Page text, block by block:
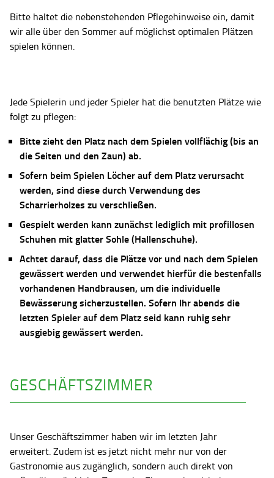
Bitte haltet die nebenstehenden Pflegehinweise ein, damit
wir alle über den Sommer auf möglichst optimalen Plätzen
spielen können.
Jede Spielerin und jeder Spieler hat die benutzten Plätze wie
folgt zu pflegen:
Bitte zieht den Platz nach dem Spielen vollflächig (bis an
die Seiten und den Zaun) ab.
Sofern beim Spielen Löcher auf dem Platz verursacht
werden, sind diese durch Verwendung des
Scharrierholzes zu verschließen.
Gespielt werden kann zunächst lediglich mit profillosen
Schuhen mit glatter Sohle (Hallenschuhe).
Achtet darauf, dass die Plätze vor und nach dem Spielen
gewässert werden und verwendet hierfür die bestenfalls
vorhandenen Handbrausen, um die individuelle
Bewässerung sicherzustellen. Sofern Ihr abends die
letzten Spieler auf dem Platz seid kann ruhig sehr
ausgiebig gewässert werden.
GESCHÄFTSZIMMER
Unser Geschäftszimmer haben wir im letzten Jahr
erweitert. Zudem ist es jetzt nicht mehr nur von der
Gastronomie aus zugänglich, sondern auch direkt von